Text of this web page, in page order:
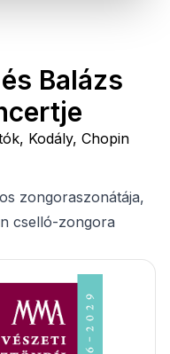
Balázs
Kodály, Chopin
zongoraszonátája,
cselló-zongora